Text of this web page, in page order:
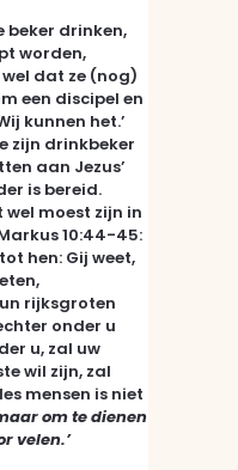
beker drinken,
worden,
dat ze (nog)
een discipel en
kunnen het.’
zijn drinkbeker
aan Jezus’
is bereid.
wel moest zijn in
10:44-45:
hen: Gij weet,
rijksgroten
onder u
u, zal uw
wil zijn, zal
mensen is niet
om te dienen
velen.’